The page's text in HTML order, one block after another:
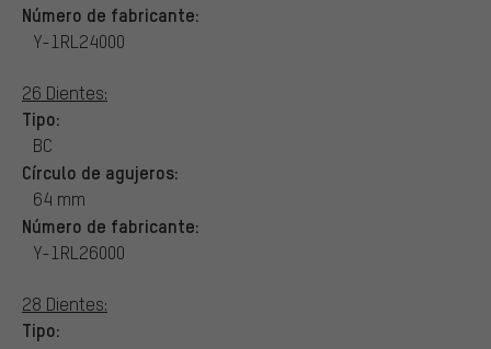
Número de fabricante:
Y-1RL24000
26 Dientes:
Tipo:
BC
Círculo de agujeros:
64 mm
Número de fabricante:
Y-1RL26000
28 Dientes:
Tipo: